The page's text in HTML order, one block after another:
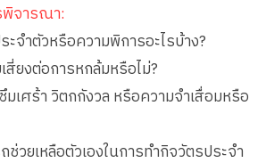
พิจารณา:
ะจำตัวหรือความพิการอะไรบ้าง?
สี่ยงต่อการหกล้มหรือไม่?
มเศร้า วิตกกังวล หรือความจำเสื่อมหรือ
วยเหลือตัวเองในการทำกิจวัตรประจำ